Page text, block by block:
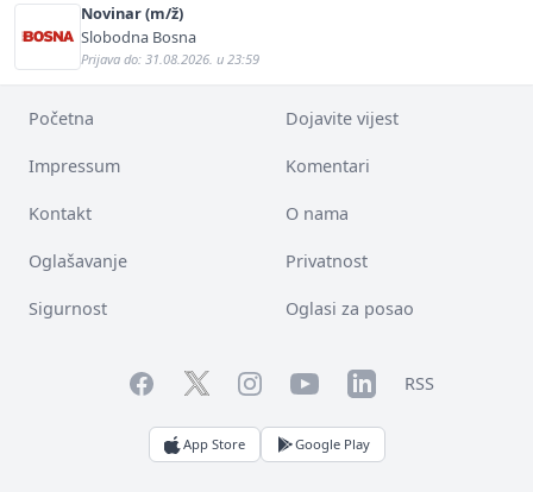
Novinar (m/ž)
Slobodna Bosna
Prijava do: 31.08.2026. u 23:59
Početna Dojavite vijest
Impressum Komentari
Kontakt O nama
Oglašavanje Privatnost
Sigurnost Oglasi za posao
FacebookTwitterInstagramYouTubeLinkedInRSS
App Store Google Play